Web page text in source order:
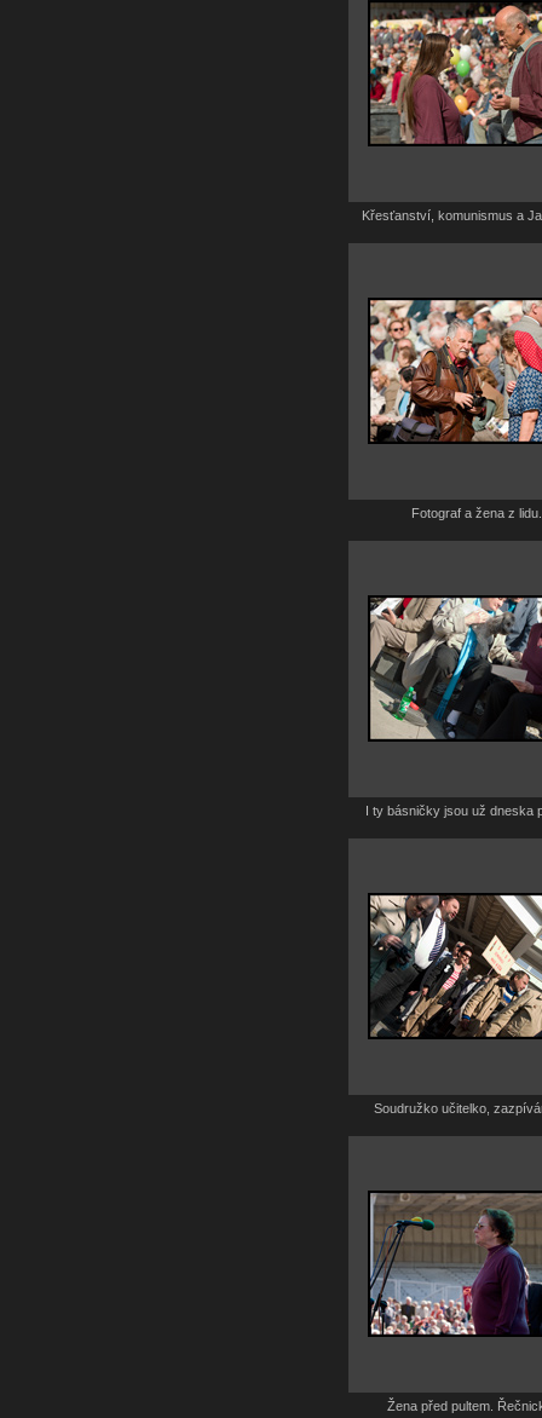
Křesťanství, komunismus a
Fotograf a žena z lidu.
I ty básničky jsou už dneska
Soudružko učitelko,
Žena před pultem.